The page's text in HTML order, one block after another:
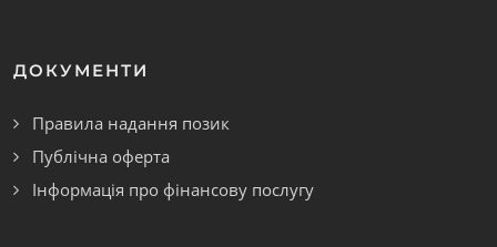
ДОКУМЕНТИ
Правила надання позик
Публічна оферта
Інформація про фінансову послугу